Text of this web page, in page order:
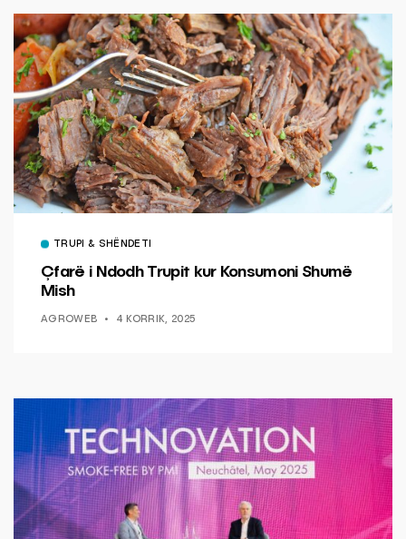
TRUPI & SHËNDETI
Çfarë i Ndodh Trupit kur Konsumoni Shumë
Mish
AGROWEB 4 KORRIK, 2025